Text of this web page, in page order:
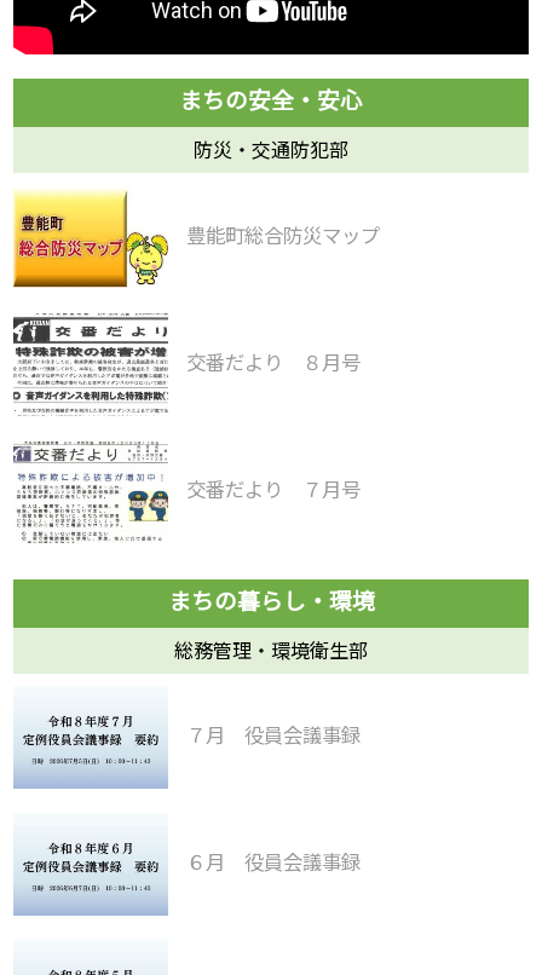
防災・交通防犯部
豊能町総合防災マップ
交番だより ８月号
交番だより ７月号
総務管理・環境衛生部
７月 役員会議事録
６月 役員会議事録